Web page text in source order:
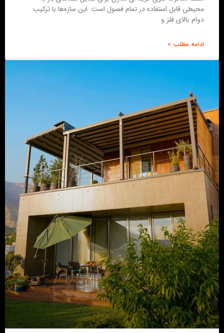
محیطی قابل استفاده در تمام فصول است. این سازه‌ها با ترکیب
دوام بالای فلز و
ادامه مطلب »